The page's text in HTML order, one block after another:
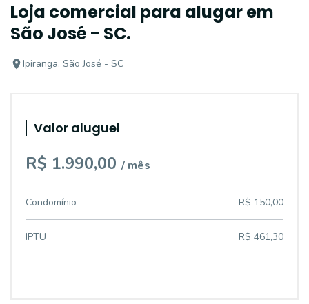
Loja comercial para alugar em
São José - SC.
Ipiranga, São José - SC
Valor aluguel
R$ 1.990,00 / mês
Condomínio R$ 150,00
IPTU R$ 461,30